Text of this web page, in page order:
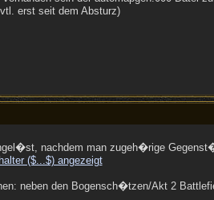
erst seit dem Absturz)
nachdem man zugeh�rige
($...$) angezeigt
neben den Bogensch�tzen/Akt 2